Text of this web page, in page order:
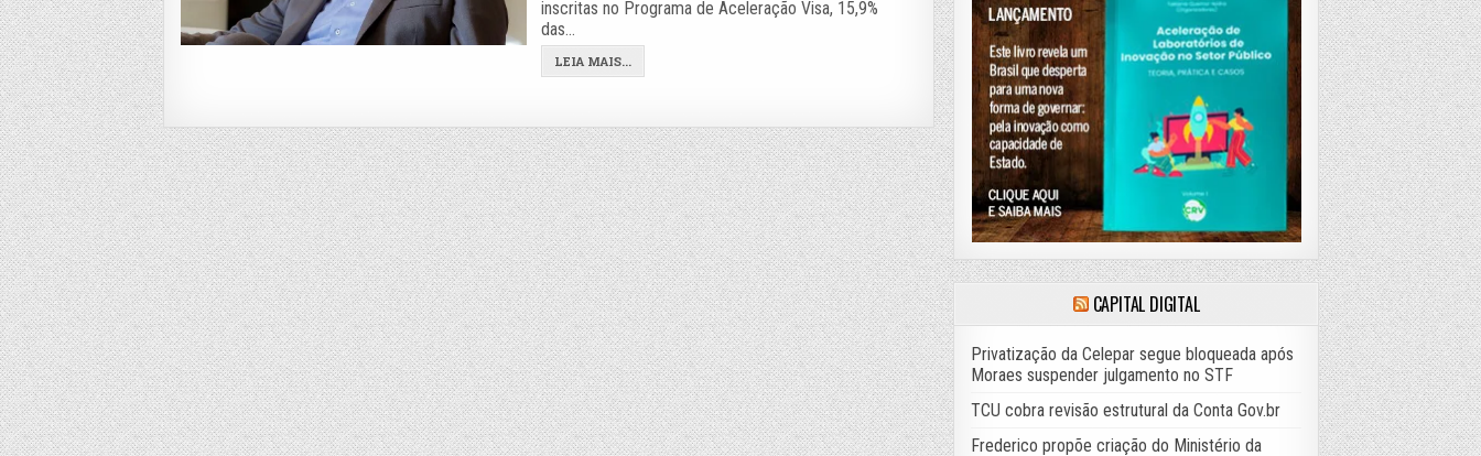
inscritas no Programa de Aceleração Visa, 15,9%
das…
LEIA MAIS...
CAPITAL DIGITAL
Privatização da Celepar segue bloqueada após
Moraes suspender julgamento no STF
TCU cobra revisão estrutural da Conta Gov.br
Frederico propõe criação do Ministério da